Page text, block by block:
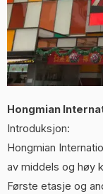
Hongmian
Introduksjon:
Hongmian
av middels og høy
Første etasje og